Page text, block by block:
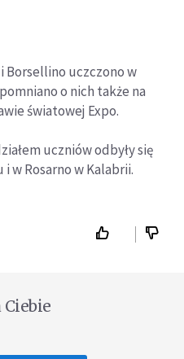
Borsellino uczczono w
o nich także na
światowej Expo.
uczniów odbyły się
w Rosarno w Kalabrii.